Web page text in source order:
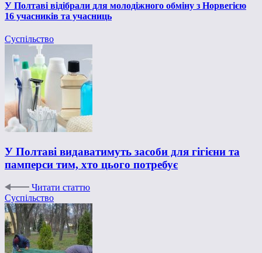
У Полтаві відібрали для молодіжного обміну з Норвегією
16 учасників та учасниць
Суспільство
У Полтаві видаватимуть засоби для гігієни та
памперси тим, хто цього потребує
Читати статтю
Суспільство